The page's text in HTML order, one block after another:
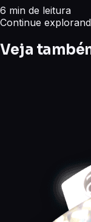
6 min de leitura
Continue
Veja